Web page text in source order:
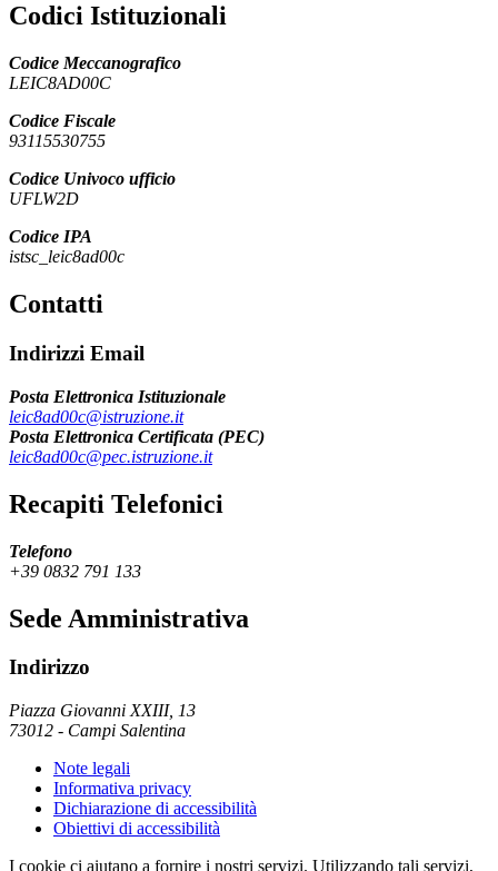
Codici Istituzionali
Codice Meccanografico
LEIC8AD00C
Codice Fiscale
93115530755
Codice Univoco ufficio
UFLW2D
Codice IPA
istsc_leic8ad00c
Contatti
Indirizzi Email
Posta Elettronica Istituzionale
leic8ad00c@istruzione.it
Posta Elettronica Certificata (PEC)
leic8ad00c@pec.istruzione.it
Recapiti Telefonici
Telefono
+39 0832 791 133
Sede Amministrativa
Indirizzo
Piazza Giovanni XXIII, 13
73012 - Campi Salentina
Note legali
Informativa privacy
Dichiarazione di accessibilità
Obiettivi di accessibilità
I cookie ci aiutano a fornire i nostri servizi. Utilizzando tali servizi,